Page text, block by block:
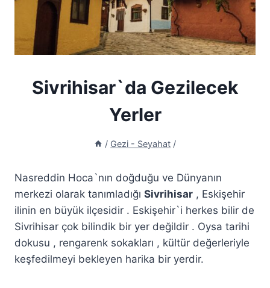
Sivrihisar`da Gezilecek
Yerler
/ Gezi - Seyahat /
Nasreddin Hoca`nın doğduğu ve Dünyanın
merkezi olarak tanımladığı Sivrihisar , Eskişehir
ilinin en büyük ilçesidir . Eskişehir`i herkes bilir de
Sivrihisar çok bilindik bir yer değildir . Oysa tarihi
dokusu , rengarenk sokakları , kültür değerleriyle
keşfedilmeyi bekleyen harika bir yerdir.